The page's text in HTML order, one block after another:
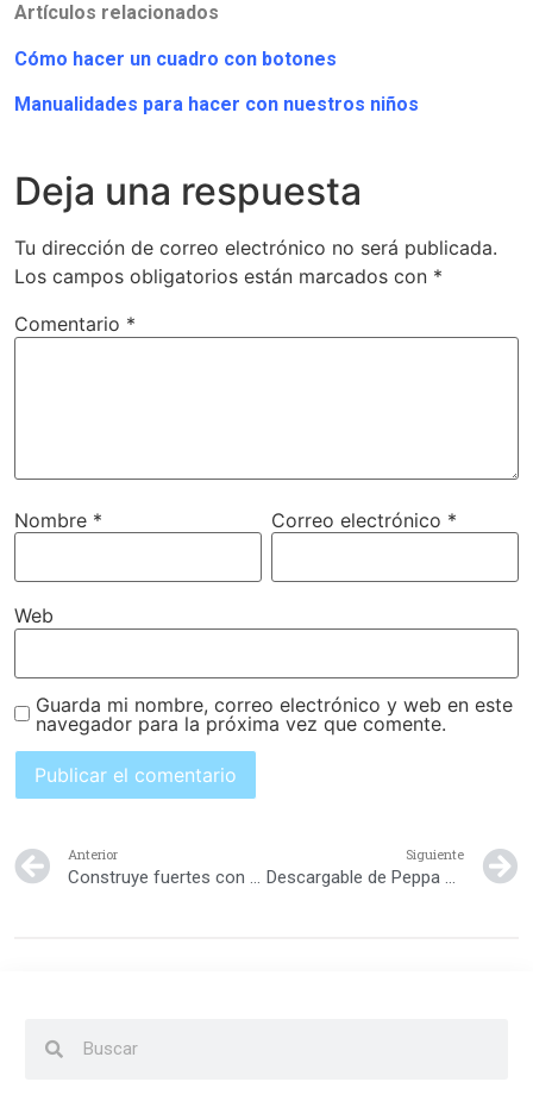
Artículos relacionados
Cómo hacer un cuadro con botones
Manualidades para hacer con nuestros niños
Deja una respuesta
Tu dirección de correo electrónico no será publicada.
Los campos obligatorios están marcados con *
Comentario *
Nombre * Correo electrónico *
Web
Guarda mi nombre, correo electrónico y web en este
navegador para la próxima vez que comente.
Anterior
Construye fuertes con tus hijos
Siguiente
Descargable de Peppa Pig